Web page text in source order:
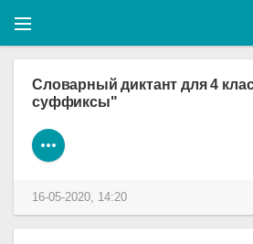
Словарный диктант для 4
суффиксы"
16-05-2020, 14:20